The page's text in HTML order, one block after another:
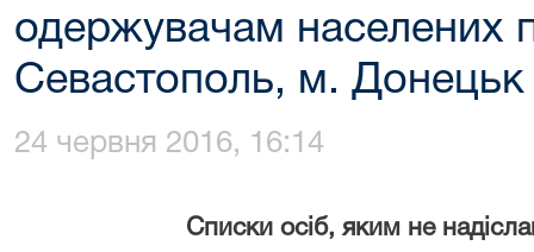
одержувачам населених
Севастополь, м. Донецьк
24 червня 2016, 16:14
Списки осіб, яким не